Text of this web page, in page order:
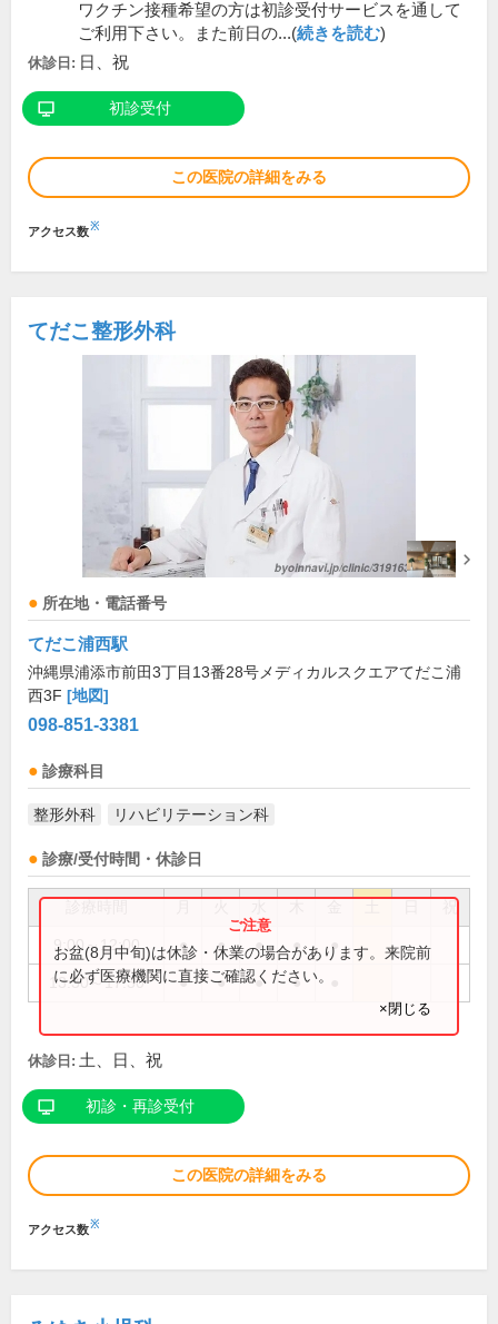
ワクチン接種希望の方は初診受付サービスを通して
ご利用下さい。また前日の...(続きを読む)
休診日: 日、祝
初診受付
この医院の詳細をみる
アクセス数※
てだこ整形外科
所在地・電話番号
てだこ浦西駅
沖縄県浦添市前田3丁目13番28号メディカルスクエアてだこ浦
西3F [地図]
098-851-3381
診療科目
整形外科 リハビリテーション科
診療/受付時間・休診日
祝
9:00～12:00 ● ● ● ● ●
13:30～17:30 ● ● ● ●
お盆(8月中旬)は休診・休業の場合があります。来院前
に必ず医療機関に直接ご確認ください。
×閉じる
休診日: 土、日、祝
初診・再診受付
この医院の詳細をみる
アクセス数※